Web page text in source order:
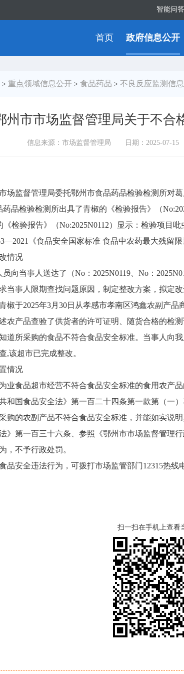
智能问答
首页 政府信息公开
> 重点领域信息公开 > 食品药品 > 不良反应监测信息
州市市场监督管理局关于不合
信息来源：市场监督管理局 日期：2025-07-15
监督管理局委托鄂州市食品药品检验检测所对葛
药品检验检测所出具了青椒的《检验报告》（
《检验报告》（No:2025N0112）显示：检验项目
《食品安全国家标准 食品中农药最大残留限
情况
当事人送达了（No：2025N0119、No：
当事人限期查找问题原因，制定整改方案，拟定改
于2025年3月30日从孝感市孝南区鸿鑫农副产品
农产品查验了供货者的许可证明、随货合格的检
道所采购的食品不符合食品安全标准。当事人向
,该超市已完成整改。
情况
食品超市经营不符合食品安全标准的食用农产
和国食品安全法》第一百二十四条第一款第（一
购的农副产品不符合食品安全标准，并能如实说
》第一百三十六条、参照《鄂州市市场监督管
，不予行政处罚。
安全违法行为，可拨打市场监管部门12315热线
扫一扫在手机上查看